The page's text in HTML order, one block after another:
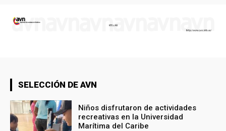
SELECCIÓN DE AVN
Niños disfrutaron de actividades
recreativas en la Universidad
Marítima del Caribe